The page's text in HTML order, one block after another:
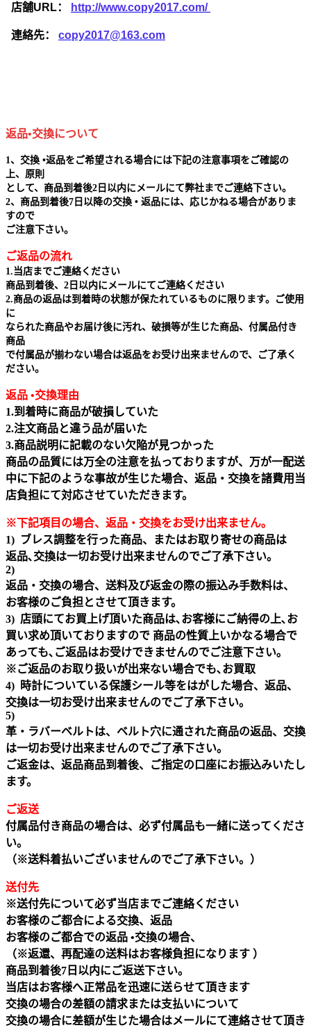
店舗URL： http://www.copy2017.com/
連絡先： copy2017@163.com
返品•交換について
1、交換 •返品をご希望される場合には下記の注意事項をご確認の
上、原則
として、商品到着後2日以内にメールにて弊社までご連絡下さい。
2、商品到着後7日以降の交換 • 返品には、応じかねる場合がありま
すので
ご注意下さい。
ご返品の流れ
1.当店までご連絡ください
商品到着後、2日以内にメールにてご連絡ください
2.商品の返品は到着時の状態が保たれているものに限ります。ご使用
に
なられた商品やお届け後に汚れ、破損等が生じた商品、付属品付き
商品
で付属品が揃わない場合は返品をお受け出来ませんので、ご了承く
ださい。
返品 •交換理由
1.到着時に商品が破損していた
2.注文商品と違う品が届いた
3.商品説明に記載のない欠陥が見つかった
商品の品質には万全の注意を払っておりますが、万が一配送
中に下記のような事故が生じた場合、返品・交換を諸費用当
店負担にて対応させていただきます。
※下記項目の場合、返品・交換をお受け出来ません｡
1) ブレス調整を行った商品、またはお取り寄せの商品は
返品､交換は一切お受け出来ませんのでご了承下さい。
2)
返品・交換の場合、送料及び返金の際の振込み手数料は、
お客様のご負担とさせて頂きます。
3) 店頭にてお買上げ頂いた商品は､お客様にご納得の上､お
買い求め頂いておりますので 商品の性質上いかなる場合で
あっても､ご返品はお受けできませんのでご注意下さい｡
※ご返品のお取り扱いが出来ない場合でも､お買取
4) 時計についている保護シール等をはがした場合、返品、
交換は一切お受け出来ませんのでご了承下さい。
5)
革・ラバーベルトは、ベルト穴に通された商品の返品、交換
は一切お受け出来ませんのでご了承下さい。
ご返金は、返品商品到着後、ご指定の口座にお振込みいたし
ます。
ご返送
付属品付き商品の場合は、必ず付属品も一緒に送ってくださ
い。
（※送料着払いございませんのでご了承下さい。）
送付先
※送付先について必ず当店までご連絡ください
お客様のご都合による交換、返品
お客様のご都合での返品 •交換の場合、
（※返還、再配達の送料はお客様負担になります ）
商品到着後7日以内にご返送下さい。
当店はお客様へ正常品を迅速に送らせて頂きます
交換の場合の差額の請求または支払いについて
交換の場合に差額が生じた場合はメールにて連絡させて頂き